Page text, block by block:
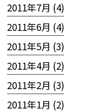
2011年7月 (4)
2011年6月 (4)
2011年5月 (3)
2011年4月 (2)
2011年2月 (3)
2011年1月 (2)